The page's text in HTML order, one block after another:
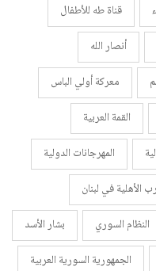
قناة طه للأطفال
أنصار الله
معركة أولي الباس
القمة العربية
المهرجانات الدولية
الأهلية في لبنان
النظام السوري
بشار الأسد
الجمهورية السورية العربية